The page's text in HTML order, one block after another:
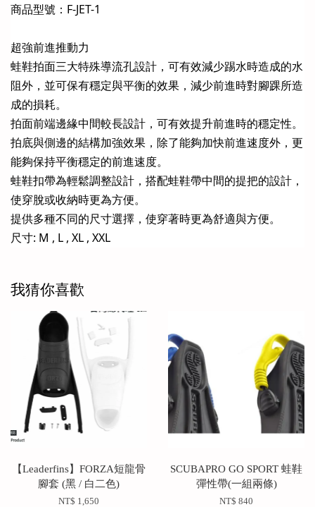
商品型號：F-JET-1
超強前進推動力
蛙鞋拍面三大特殊導流孔設計，可有效減少踢水時造成的水
阻外，並可保有穩定與平衡的效果，減少前進時對腳踝所造
成的損耗。
拍面前端邊緣中間較長設計，可有效提升前進時的穩定性。
拍底與側邊的結構加強效果，除了能夠加快前進速度外，更
能夠保持平衡穩定的前進速度。
蛙鞋扣帶為輕鬆調整設計，搭配蛙鞋帶中間的提把的設計，
使穿脫或收納時更為方便。
提供多種不同的尺寸選擇，使穿著時更為舒適與方便。
尺寸: M , L , XL , XXL
我猜你喜歡
【Leaderfins】FORZA短龍骨
腳套 (黑 / 白二色)
NT$ 1,650
SCUBAPRO GO SPORT 蛙鞋
彈性帶(一組兩條)
NT$ 840